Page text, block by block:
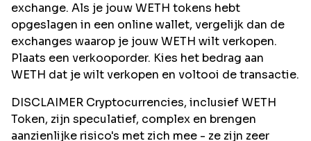
exchange. Als je jouw WETH tokens hebt
opgeslagen in een online wallet, vergelijk dan de
exchanges waarop je jouw WETH wilt verkopen.
Plaats een verkooporder. Kies het bedrag aan
WETH dat je wilt verkopen en voltooi de transactie.
DISCLAIMER Cryptocurrencies, inclusief WETH
Token, zijn speculatief, complex en brengen
aanzienlijke risico's met zich mee - ze zijn zeer